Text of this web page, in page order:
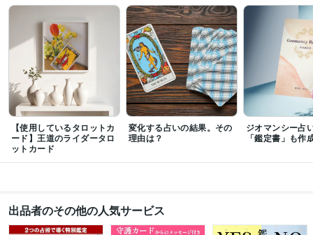
【使用しているタロットカ
ード】王道のライダータロ
ットカード
変化する占いの結果。その
理由は？
ジオマンシー占
「鑑定書」も作
出品者のその他の人気サービス